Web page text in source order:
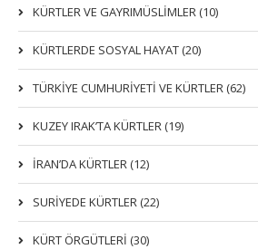
KÜRTLER VE GAYRIMÜSLIMLER (10)
KÜRTLERDE SOSYAL HAYAT (20)
TÜRKİYE CUMHURİYETİ VE KÜRTLER (62)
KUZEY IRAK’TA KÜRTLER (19)
İRAN’DA KÜRTLER (12)
SURİYEDE KÜRTLER (22)
KÜRT ÖRGÜTLERİ (30)